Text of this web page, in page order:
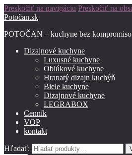
Preskočiť na navigáciu Preskočiť na
Potočan.sk
POTOČAN – kuchyne bez
Dizajnové kuchyne
Luxusné kuchyne
Oblúkové kuchyne
Hranatý dizajn kuchýň
Biele kuchyne
Dizajnové kuchyne
LEGRABOX
Cenník
VOP
kontakt
Hľadať: